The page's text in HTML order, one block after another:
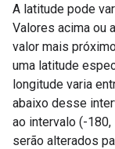
A latitude pode
Valores acima ou
valor mais
uma latitude
longitude varia
abaixo desse
ao intervalo (-
serão alterados